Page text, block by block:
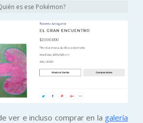
es ese Pokémon?
ver e incluso comprar en la galería